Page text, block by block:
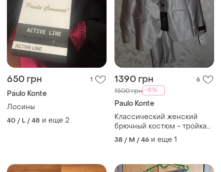
650 грн 1
Paulo Konte
Лосины
40 / L / 48 и еще 2
1390 грн 6
1500 грн -8%
Paulo Konte
Классический женский
брючный костюм - тройка
paulo boselli , оригинал,
(turkey) , новый (46)
38 / M / 46 и еще 1